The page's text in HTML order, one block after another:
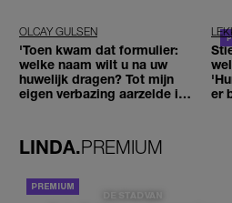
OLCAY GULSEN
'Toen kwam dat formulier:
welke naam wilt u na uw
huwelijk dragen? Tot mijn
eigen verbazing aarzelde ik
er
LINDA.PREMIUM
DE STAD VAN